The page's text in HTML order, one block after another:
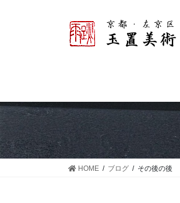
動
に
動
HOME ブログ その後の後